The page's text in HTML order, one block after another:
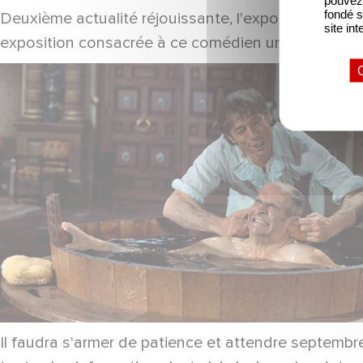
Deuxième actualité réjouissante, l'exposition
exposition consacrée à ce comédien unique,
Il faudra s'armer de patience et attendre
fondé
site